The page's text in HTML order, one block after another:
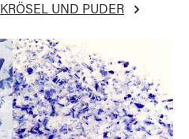
KRÖSEL UND PUDER